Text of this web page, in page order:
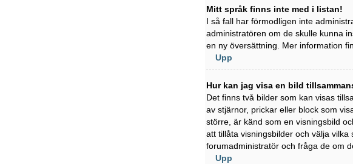
Mitt språk finns inte med i listan!
I så fall har förmodligen inte
administratören om de skulle kunna
en ny översättning. Mer information
Upp
Hur kan jag visa en bild
Det finns två bilder som kan visas
av stjärnor, prickar eller block som
större, är känd som en visningsbild
att tillåta visningsbilder och välja
forumadministratör och fråga de om
Upp